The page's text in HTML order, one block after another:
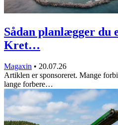
Sådan planlægger du
Kret…
Magaxin • 20.07.26
Artiklen er sponsoreret. Mange
lange forbere…